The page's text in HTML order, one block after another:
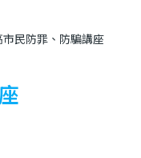
民防罪、防騙講座